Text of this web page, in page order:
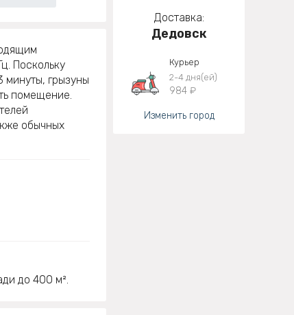
Поскольку
минуты, грызуны
помещение.
обычных
до 400 м².
Доставка:
Дедовск
Курьер
2-4 дня(ей)
984 ₽
Изменить город